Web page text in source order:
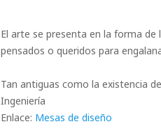
El arte se presenta en la forma
pensados o queridos para
Tan antiguas como la existencia
Ingeniería
Enlace: Mesas de diseño